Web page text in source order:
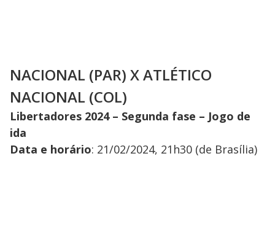
NACIONAL (PAR) X ATLÉTICO
NACIONAL (COL)
Libertadores 2024 – Segunda fase – Jogo de
ida
Data e horário: 21/02/2024, 21h30 (de Brasília)